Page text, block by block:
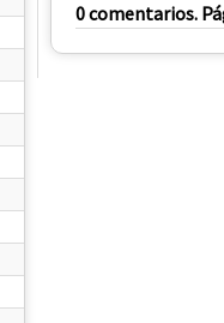
0 comentarios.